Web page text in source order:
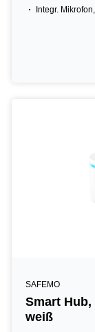
Integr.
SAFEMO
Smart Hub,
weiß